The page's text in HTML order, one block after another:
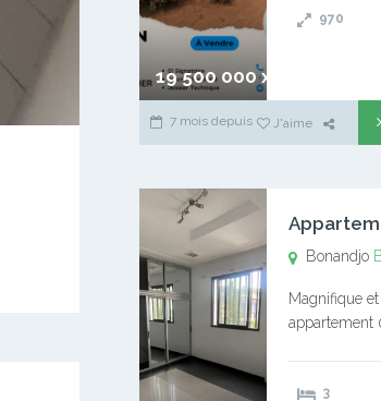
19 500 000 xaf
l’Université
970
7 mois depuis J'aime
Bonandjo
Magnifique
appartement
douches 01
3